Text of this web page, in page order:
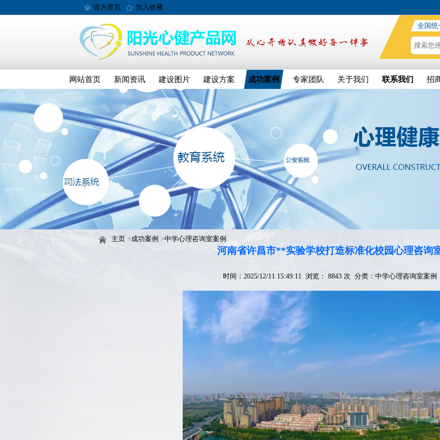
设为首页 加入收藏
全国统
网站首页 新闻资讯 建设图片 建设方案 成功案例 专家团队 关于我们 联系我们 招
主页 >成功案例 >中学心理咨询室案例
河南省许昌市**实验学校打造标准化校园心理咨询
时间：2025/12/11 15:49:11 浏览： 8843 次 分类： 中学心理咨询室案例